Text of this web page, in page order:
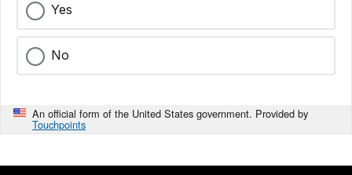
Yes
No
An official form of the United States government. Provided by
Touchpoints